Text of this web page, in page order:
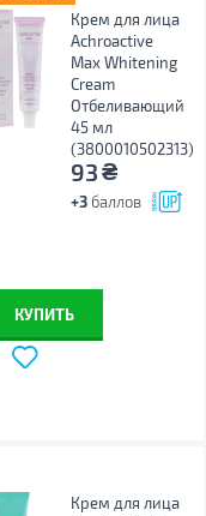
Крем для лица
Achroactive
Max Whitening
Cream
Отбеливающий
45 мл
(3800010502313)
93₴
+3 баллов
КУПИТЬ
Крем для лица